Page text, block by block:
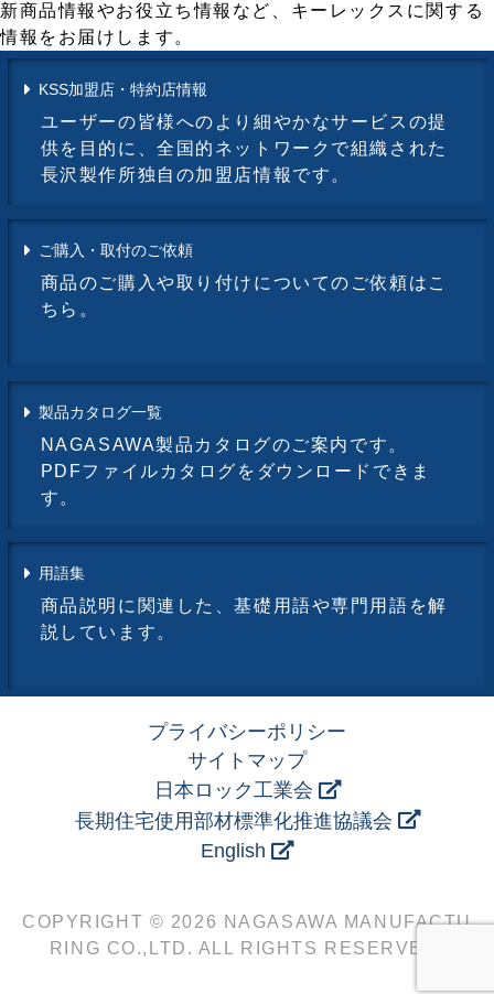
新商品情報やお役立ち情報など、キーレックスに関する
情報をお届けします。
KSS加盟店・特約店情報
ユーザーの皆様へのより細やかなサービスの提
供を目的に、全国的ネットワークで組織された
長沢製作所独自の加盟店情報です。
ご購入・取付のご依頼
商品のご購入や取り付けについてのご依頼はこ
ちら。
製品カタログ一覧
NAGASAWA製品カタログのご案内です。
PDFファイルカタログをダウンロードできま
す。
用語集
商品説明に関連した、基礎用語や専門用語を解
説しています。
プライバシーポリシー
サイトマップ
日本ロック工業会
長期住宅使用部材標準化推進協議会
English
COPYRIGHT © 2026 NAGASAWA MANUFACTU
RING CO.,LTD. ALL RIGHTS RESERVED.